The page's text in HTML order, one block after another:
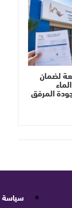
لضمان
المرفق
سياسة